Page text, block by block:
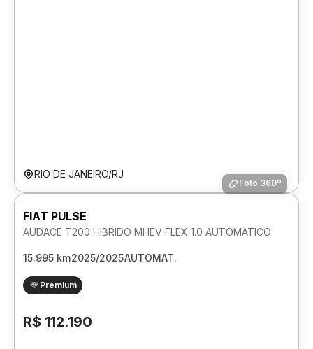
RIO DE JANEIRO/RJ
Foto 360º
FIAT PULSE
AUDACE T200 HIBRIDO MHEV FLEX 1.0 AUTOMATICO
15.995 km2025/2025AUTOMAT.
Premium
R$ 112.190